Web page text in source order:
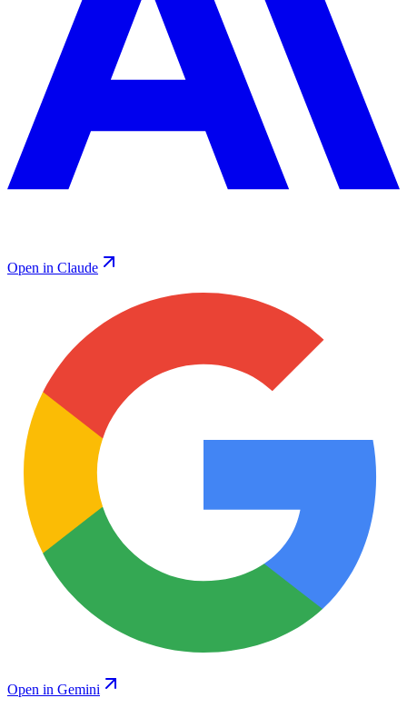
Open in Claude
Open in Gemini